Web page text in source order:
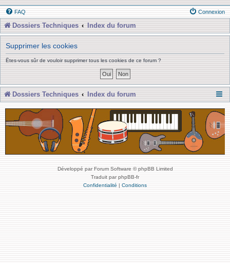
FAQ Connexion
Dossiers Techniques Index du forum
Supprimer les cookies
Êtes-vous sûr de vouloir supprimer tous les cookies de ce forum ?
Dossiers Techniques Index du forum
Développé par Forum Software © phpBB Limited
Traduit par phpBB-fr
Confidentialité | Conditions